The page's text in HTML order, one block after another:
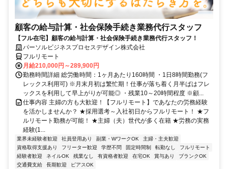
顧客の給与計算・社会保険手続き業務代行スタッフ
【フル在宅】顧客の給与計算・社会保険手続き業務代行スタッフ！
パーソルビジネスプロセスデザイン株式会社
フルリモート
月給210,000円～289,900円
勤務時間詳細 総労働時間：1ヶ月あたり160時間 ・1日8時間勤務(フ
レックス利用可) ※月末月初は繁忙期！仕事が落ち着く月半ばはフレ
ックスを利用して早上がりが可能◎ ・残業10～20時間程度 ※顧...
仕事内容 主婦の方も大歓迎！【フルリモート】であなたの労務経験
を活かしませんか？ ★採用選考～入社初日からフルリモート！ ★フ
ルリモート勤務が可能！ ★主婦（夫）世代が多く在籍 ★労務の実務
経験(1...
業界未経験者歓迎 社員登用あり 副業・WワークOK
主婦・主夫歓迎
資格取得支援あり
フリーター歓迎 学歴不問 固定時間制 転勤なし
フルリモート
経験者歓迎
ネイルOK 残業なし 有資格者歓迎 在宅OK 賞与あり
ブランクOK
交通費支給
長期歓迎 ピアスOK